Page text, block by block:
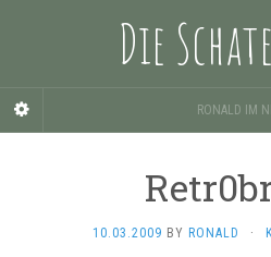
Die
RONALD IM
10.03.2009 BY RONALD ·